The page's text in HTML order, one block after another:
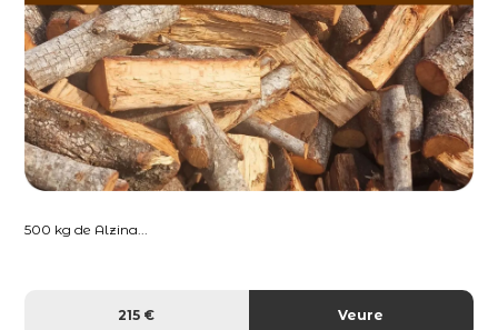
500 kg de Alzina...
215 € Veure